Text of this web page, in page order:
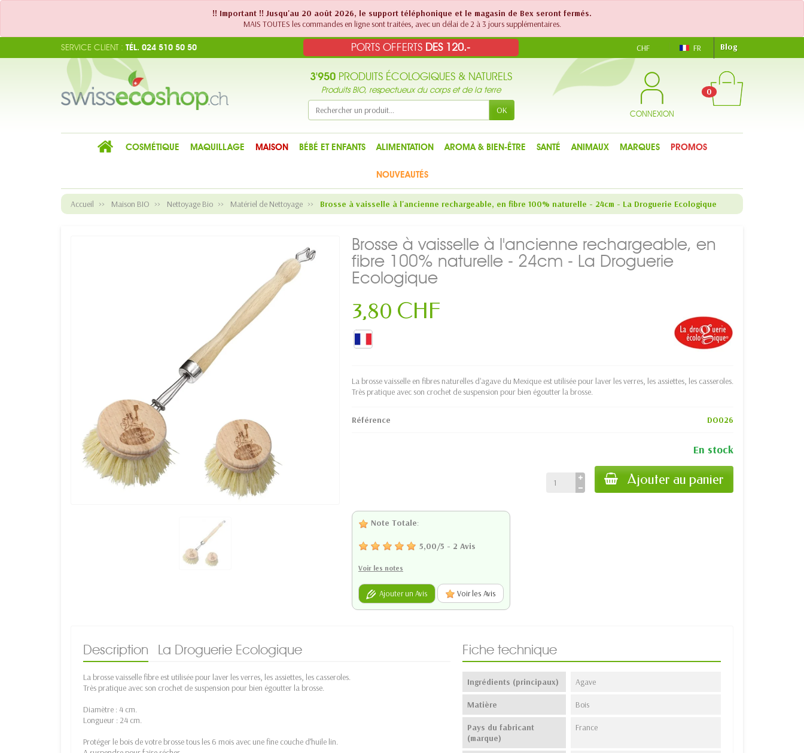
!! Important !! Jusqu'au 20 août 2026, le support téléphonique et le magasin de Bex seront fermés.
MAIS TOUTES les commandes en ligne sont traitées, avec un délai de 2 à 3 jours supplémentaires.
PORTS OFFERTS DES 120.-
SERVICE CLIENT : TÉL. 024 510 50 50 CHF FR Blog
3'950 PRODUITS ÉCOLOGIQUES & NATURELS
Produits BIO, respectueux du corps et de la terre
OK CONNEXION
0
COSMÉTIQUE MAQUILLAGE MAISON BÉBÉ ET ENFANTS ALIMENTATION AROMA & BIEN-ÊTRE SANTÉ ANIMAUX MARQUES PROMOS
NOUVEAUTÉS
Accueil Maison BIO Nettoyage Bio Matériel de Nettoyage Brosse à vaisselle à l'ancienne rechargeable, en fibre 100% naturelle - 24cm - La Droguerie Ecologique
Brosse à vaisselle à l'ancienne rechargeable, en
fibre 100% naturelle - 24cm - La Droguerie
Ecologique
3,80 CHF
La brosse vaisselle en fibres naturelles d'agave du Mexique est utilisée pour laver les verres, les assiettes, les casseroles.
Très pratique avec son crochet de suspension pour bien égoutter la brosse.
Référence DO026
En stock
Ajouter au panier
Note Totale:
5,00/5 - 2 Avis
Voir les notes
Ajouter un Avis Voir les Avis
Description La Droguerie Ecologique
La brosse vaisselle fibre est utilisée pour laver les verres, les assiettes, les casseroles.
Très pratique avec son crochet de suspension pour bien égoutter la brosse.
Diamètre : 4 cm.
Longueur : 24 cm.
Protéger le bois de votre brosse tous les 6 mois avec une fine couche d’huile lin.
Fiche technique
Ingrédients (principaux) Agave
Matière Bois
Pays du fabricant
(marque)
France